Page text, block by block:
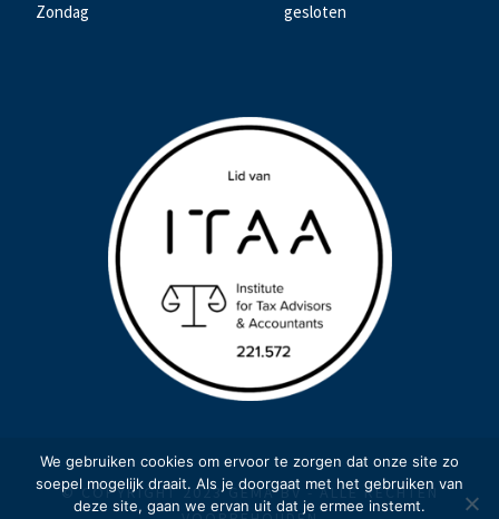
Zondag
gesloten
© COPYRIGHT 2023 GEMA BV - ALLE RECHTEN
We gebruiken cookies om ervoor te zorgen dat onze site zo
soepel mogelijk draait. Als je doorgaat met het gebruiken van
deze site, gaan we ervan uit dat je ermee instemt.